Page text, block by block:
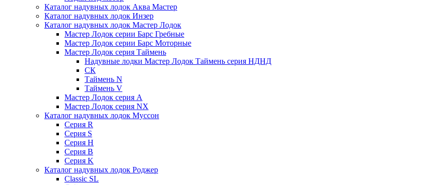
Каталог надувных лодок Аква Мастер
Каталог надувных лодок Инзер
Каталог надувных лодок Мастер Лодок
Мастер Лодок серии Барс Гребные
Мастер Лодок серии Барс Моторные
Мастер Лодок серия Таймень
Надувные лодки Мастер Лодок Таймень серия НДНД
СК
Таймень N
Таймень V
Мастер Лодок серия А
Мастер Лодок серия NX
Каталог надувных лодок Муссон
Серия R
Серия S
Серия H
Серия B
Серия K
Каталог надувных лодок Роджер
Classic SL